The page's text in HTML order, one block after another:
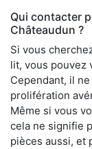
Qui contacter
Châteaudun ?
Si vous
lit, vous pouvez
Cependant, il
prolifération
Même si vous
cela ne signifie
pièces aussi, et